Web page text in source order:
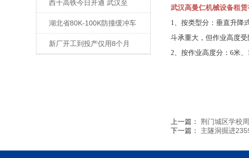
西十高铁今日开通 武汉至
湖北省80K-100K防撞缓冲车
新厂开工到投产仅用8个月
武汉高曼仁机械设备租赁
1、按类型分：垂直升降
斗承重大，但作业高度
2、按作业高度分：6米、
上一篇： 荆门城区学校
下一篇： 主隧洞掘进